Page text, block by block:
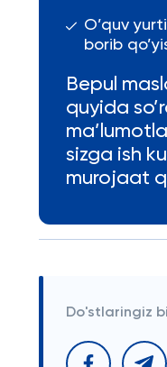
O’quv
borib
Bepul
quyida
sizga ish
murojaat
Do'stlaringiz